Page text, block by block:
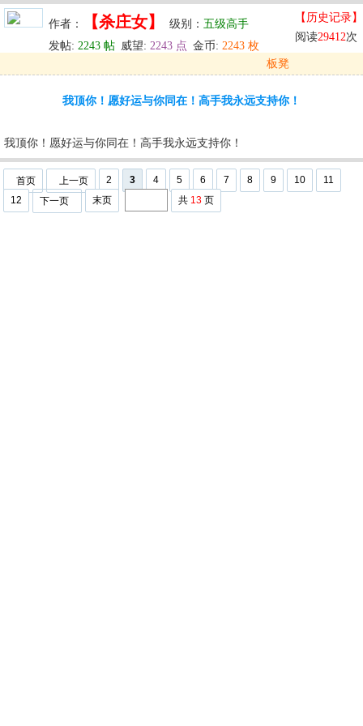
作者： 【杀庄女】 级别： 五级高手
发帖: 2243 帖 威望: 2243 点 金币: 2243 枚
【历史记录】
阅读29412次
板凳
编辑 u
我顶你！愿好运与你同在！高手我永远支持你！
我顶你！愿好运与你同在！高手我永远支持你！
首页 上一页 2 3 4 5 6 7 8 9 10
11
12
下一页 末页 共 13 页